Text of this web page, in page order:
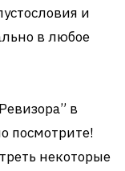
и
в любое
в
посмотрите!
некоторые